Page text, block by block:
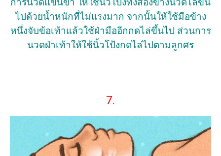
ไปด้วยน้ำหนักที่ไม่แรงมาก จากนั้นให้ใช้มือข้าง
หนึ่งจับข้อเท้าแล้วใช้ฝ่ามืออีกกดไล่ขึ้นไป ส่วนการ
นวดฝ่าเท้าให้ใช้นิ้วโป้งกดไล่ไปตามลูกศร
7.